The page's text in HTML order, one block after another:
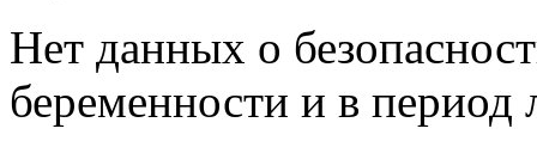
Нет данных о
беременности и в период